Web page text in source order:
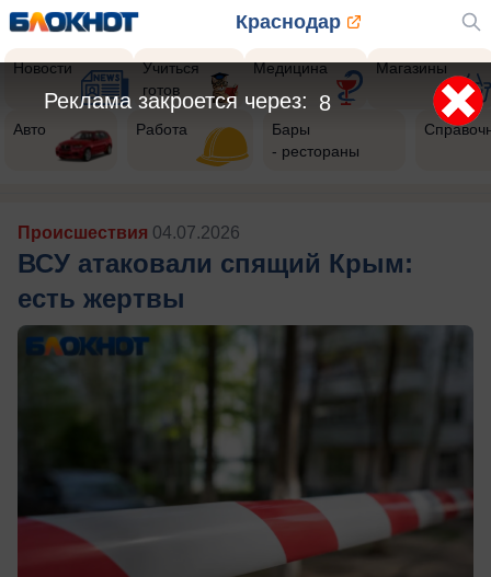
Краснодар
Новости
Учиться
готов
Медицина Магазины
Авто Работа
Бары
- рестораны
Происшествия 04.07.2026
ВСУ атаковали спящий Крым:
есть жертвы
5
Реклама закроется через: